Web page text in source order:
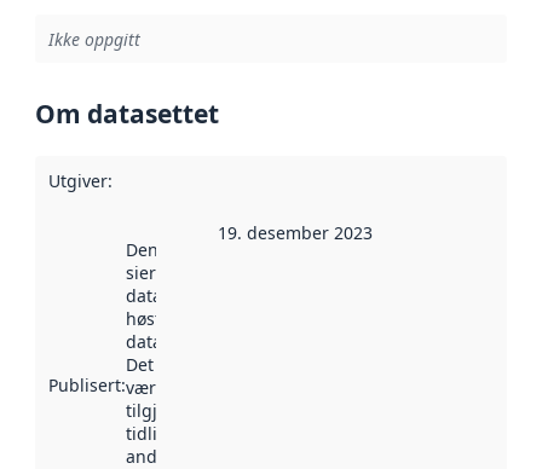
Ikke oppgitt
Om datasettet
Utgiver:
Publisert:
Denne datoen
sier når
datasettet ble
høstet av
data.norge.no.
Det kan ha
vært
tilgjengelig
tidligere
andre steder.
19. desember 2023